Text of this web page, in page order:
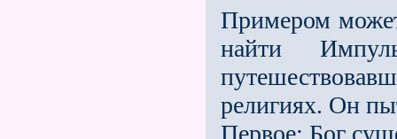
Примером
найти
религиях. Он